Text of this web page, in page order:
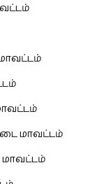
மாவட்டம்
மாவட்டம்